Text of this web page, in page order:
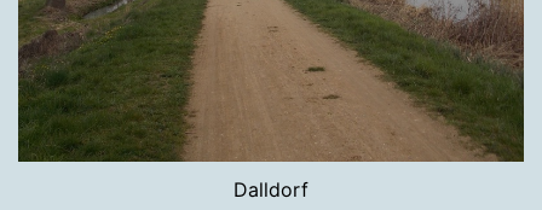
Dalldorf